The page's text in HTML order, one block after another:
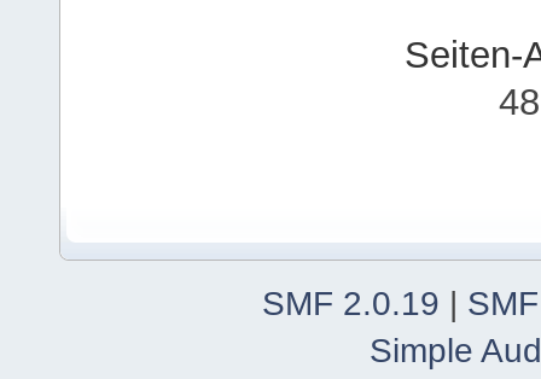
Seiten-
SMF 2.0.19 |
Simple